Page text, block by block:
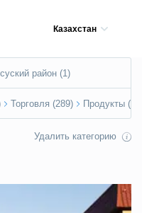
Казахстан
район (1)
Торговля (289) Продукты
Удалить категорию